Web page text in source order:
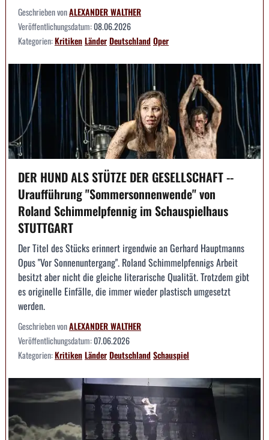
Geschrieben vonALEXANDER WALTHER
Veröffentlichungsdatum:08.06.2026
Kategorien:KritikenLänderDeutschlandOper
DER HUND ALS STÜTZE DER GESELLSCHAFT --
Uraufführung "Sommersonnenwende" von
Roland Schimmelpfennig im Schauspielhaus
STUTTGART
Der Titel des Stücks erinnert irgendwie an Gerhard Hauptmanns
Opus "Vor Sonnenuntergang". Roland Schimmelpfennigs Arbeit
besitzt aber nicht die gleiche literarische Qualität. Trotzdem gibt
es originelle Einfälle, die immer wieder plastisch umgesetzt
werden.
Geschrieben vonALEXANDER WALTHER
Veröffentlichungsdatum:07.06.2026
Kategorien:KritikenLänderDeutschlandSchauspiel